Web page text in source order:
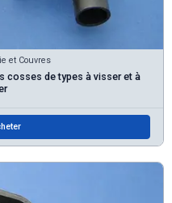
et Couvres
cosses de types à visser et à